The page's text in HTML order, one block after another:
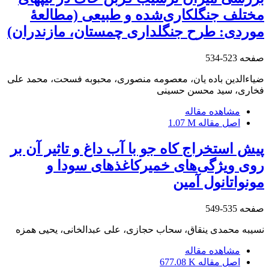
مختلف جنگلکاری‌شده و طبیعی (مطالعۀ
موردی: طرح جنگلداری چمستان، مازندران)
صفحه 523-534
ضیاءالدین باده یان، معصومه منصوری، محبوبه فسحت، محمد علی
فخاری، سید محسن حسینی
مشاهده مقاله
اصل مقاله 1.07 M
پیش استخراج کاه جو با آب داغ و تاثیر آن بر
روی ویژگی‌های خمیرکاغذهای سودا و
مونواتانول آمین
صفحه 535-549
نسیبه محمدی ینقاق، سحاب حجازی، علی عبدالخانی، یحیی همزه
مشاهده مقاله
اصل مقاله 677.08 K